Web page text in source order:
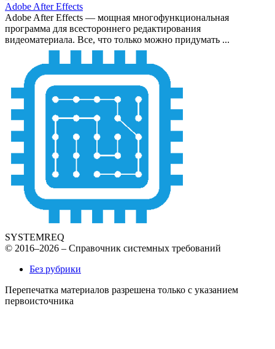
Adobe After Effects
Adobe After Effects — мощная многофункциональная
программа для всестороннего редактирования
видеоматериала. Все, что только можно придумать ...
SYSTEMREQ
© 2016–2026 – Справочник системных требований
Без рубрики
Перепечатка материалов разрешена только с указанием
первоисточника